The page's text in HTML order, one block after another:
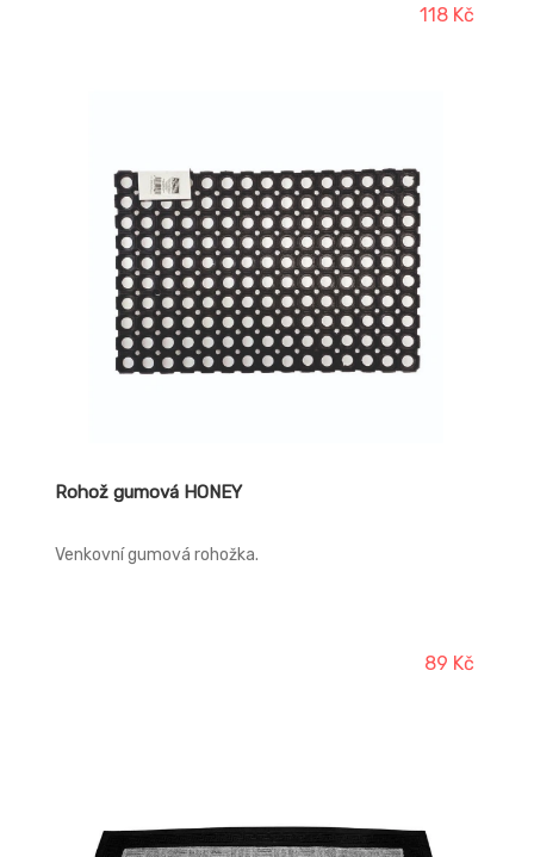
118 Kč
Rohož gumová HONEY
Venkovní gumová rohožka.
89 Kč